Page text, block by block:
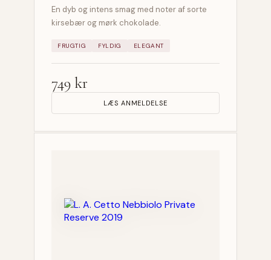
En dyb og intens smag med noter af sorte
kirsebær og mørk chokolade.
FRUGTIG FYLDIG ELEGANT
749 kr
LÆS ANMELDELSE